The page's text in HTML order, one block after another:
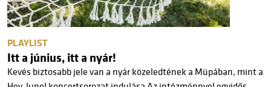
PLAYLIST
Itt a június, itt a nyár!
Kevés biztosabb jele van a nyár közeledtének a Müpában, mint a